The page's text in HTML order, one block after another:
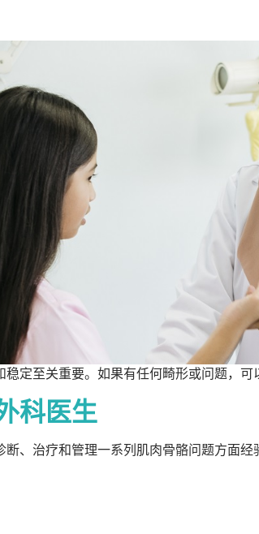
定至关重要。如果有任何畸形或问题，
科医生
、治疗和管理一系列肌肉骨骼问题方面经